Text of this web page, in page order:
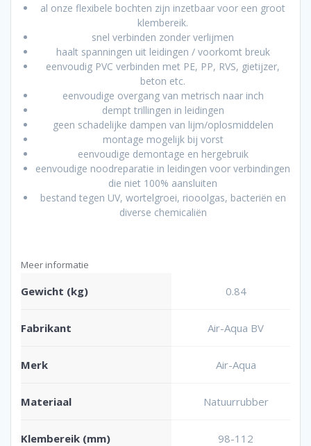
al onze flexibele bochten zijn inzetbaar voor een groot
klembereik.
snel verbinden zonder verlijmen
haalt spanningen uit leidingen / voorkomt breuk
eenvoudig PVC verbinden met PE, PP, RVS, gietijzer,
beton etc.
eenvoudige overgang van metrisch naar inch
dempt trillingen in leidingen
geen schadelijke dampen van lijm/oplosmiddelen
montage mogelijk bij vorst
eenvoudige demontage en hergebruik
eenvoudige noodreparatie in leidingen voor verbindingen
die niet 100% aansluiten
bestand tegen UV, wortelgroei, riooolgas, bacteriën en
diverse chemicaliën
Meer informatie
Gewicht (kg) 0.84
Fabrikant Air-Aqua BV
Merk Air-Aqua
Materiaal Natuurrubber
Klembereik (mm) 98-112